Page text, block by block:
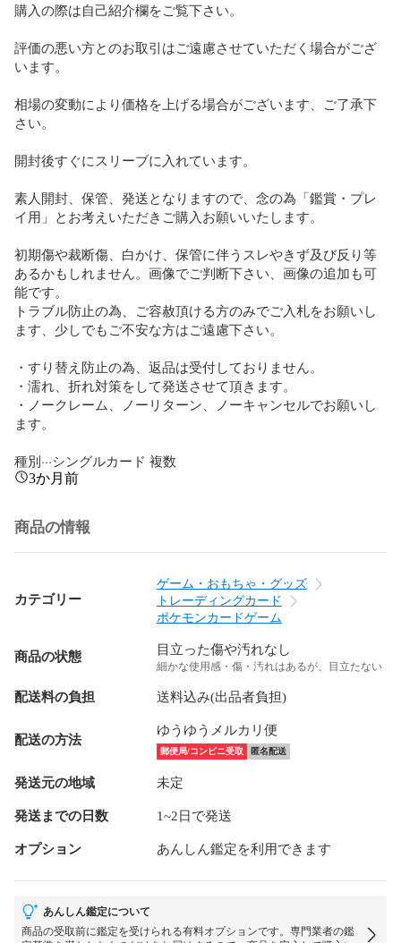
購入の際は自己紹介欄をご覧下さい。
評価の悪い方とのお取引はご遠慮させていただく場合がござ
います。
相場の変動により価格を上げる場合がございます、ご了承下
さい。
開封後すぐにスリーブに入れています。
素人開封、保管、発送となりますので、念の為「鑑賞・プレ
イ用」とお考えいただきご購入お願いいたします。
初期傷や裁断傷、白かけ、保管に伴うスレやきず及び反り等
あるかもしれません。画像でご判断下さい、画像の追加も可
能です。
トラブル防止の為、ご容赦頂ける方のみでご入札をお願いし
ます、少しでもご不安な方はご遠慮下さい。
・すり替え防止の為、返品は受付しておりません。
・濡れ、折れ対策をして発送させて頂きます。
・ノークレーム、ノーリターン、ノーキャンセルでお願いし
ます。
種別···シングルカード 複数
3か月前
商品の情報
カテゴリー
ゲーム・おもちゃ・グッズ
トレーディングカード
ポケモンカードゲーム
商品の状態 目立った傷や汚れなし
細かな使用感・傷・汚れはあるが、目立たない
配送料の負担 送料込み(出品者負担)
配送の方法
ゆうゆうメルカリ便
郵便局/コンビニ受取 匿名配送
発送元の地域 未定
発送までの日数 1~2日で発送
オプション あんしん鑑定を利用できます
あんしん鑑定について
商品の受取前に鑑定を受けられる有料オプションです。専門業者の鑑